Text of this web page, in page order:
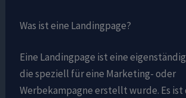
Was ist eine Landingpage?
Eine Landingpage ist eine
die speziell für eine Marketing- oder
Werbekampagne erstellt wurde. Es